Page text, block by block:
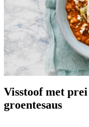
Visstoof met
groentesaus